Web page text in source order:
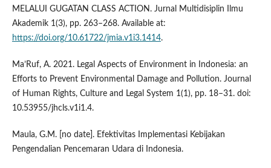
MELALUI GUGATAN CLASS ACTION. Jurnal Multidisiplin Ilmu
Akademik 1(3), pp. 263–268. Available at:
https://doi.org/10.61722/jmia.v1i3.1414.
Ma’Ruf, A. 2021. Legal Aspects of Environment in Indonesia: an
Efforts to Prevent Environmental Damage and Pollution. Journal
of Human Rights, Culture and Legal System 1(1), pp. 18–31. doi:
10.53955/jhcls.v1i1.4.
Maula, G.M. [no date]. Efektivitas Implementasi Kebijakan
Pengendalian Pencemaran Udara di Indonesia.